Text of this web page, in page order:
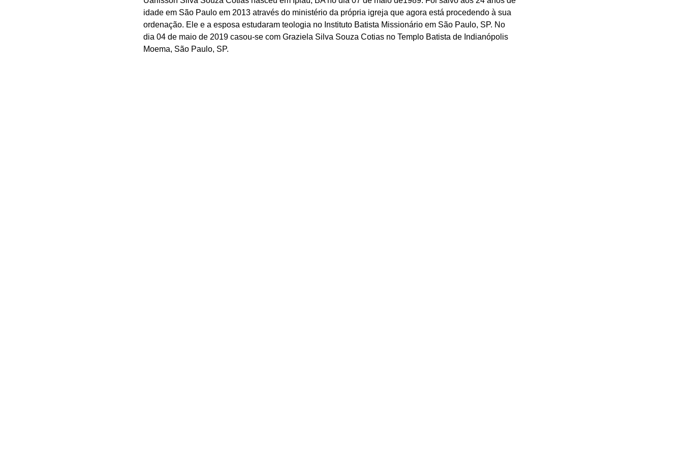
idade em São Paulo em 2013 através do ministério da própria igreja que agora está procedendo à sua
ordenação. Ele e a esposa estudaram teologia no Instituto Batista Missionário em São Paulo, SP. No
dia 04 de maio de 2019 casou-se com Graziela Silva Souza Cotias no Templo Batista de Indianópolis
Moema, São Paulo, SP.